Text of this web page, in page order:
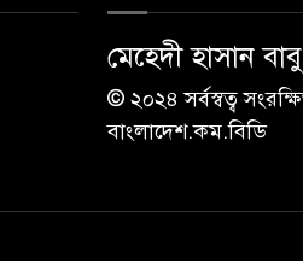
মেহেদী হাসান বাবু
© ২০২৪ সর্বস্বত্ব
বাংলাদেশ.কম.বিডি